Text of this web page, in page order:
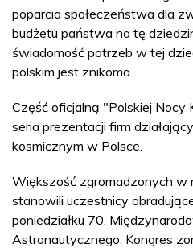
poparcia społeczeństwa dla
budżetu państwa na tę
świadomość potrzeb w tej
polskim jest znikoma.
Część oficjalną "Polskiej Nocy
seria prezentacji firm
kosmicznym w Polsce.
Większość zgromadzonych w
stanowili uczestnicy
poniedziałku 70.
Astronautycznego. Kongres